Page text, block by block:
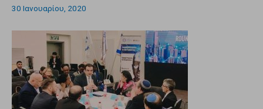
30 Ιανουαρίου, 2020